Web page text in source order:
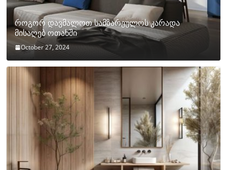
როგორ დავმალოთ სამზარეულოს კარადა
მისაღებ ოთახში
October 27, 2024